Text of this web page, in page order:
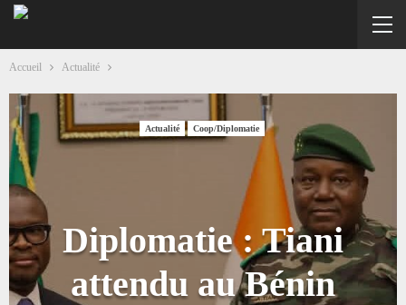
Accueil Actualité
Actualité Coop/Diplomatie
Diplomatie : Tiani
attendu au Bénin